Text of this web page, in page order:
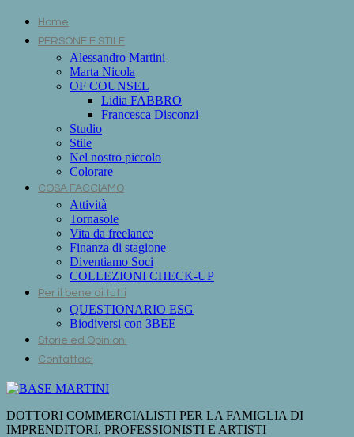
Home
PERSONE E STILE
Alessandro Martini
Marta Nicola
OF COUNSEL
Lidia FABBRO
Francesca Disconzi
Studio
Stile
Nel nostro piccolo
Colorare
COSA FACCIAMO
Attività
Tornasole
Vita da freelance
Finanza di stagione
Diventiamo Soci
COLLEZIONI CHECK-UP
Per il bene di tutti
QUESTIONARIO ESG
Biodiversi con 3BEE
Storie ed Opinioni
Contattaci
DOTTORI COMMERCIALISTI PER LA FAMIGLIA DI
IMPRENDITORI, PROFESSIONISTI E ARTISTI